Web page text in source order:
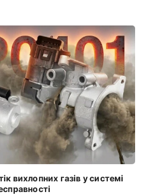
вихлопних газів у системі